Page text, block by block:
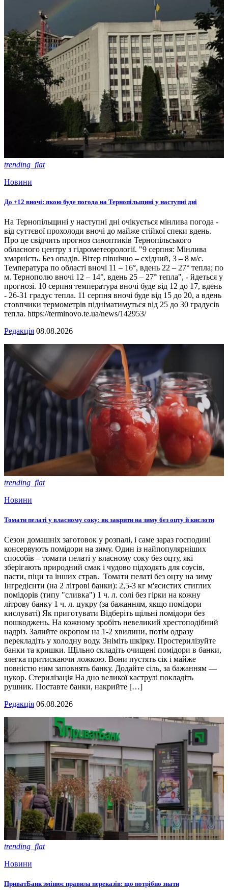
trending_flat
Новини
До +12 вночі: якою буде погода на Тернопільщині у наступні дні
На Тернопільщині у наступні дні очікується мінлива погода -
від суттєвої прохолоди вночі до майже стійкої спеки вдень.
Про це свідчить прогноз синоптиків Тернопільського
обласного центру з гідрометеорології. "9 серпня: Мінлива
хмарність. Без опадів. Вітер північно – східний, 3 – 8 м/с.
Температура по області вночі 11 – 16°, вдень 22 – 27° тепла; по
м. Тернополю вночі 12 – 14°, вдень 25 – 27° тепла", - йдеться у
прогнозі. 10 серпня температура вночі буде від 12 до 17, вдень
- 26-31 градус тепла. 11 серпня вночі буде від 15 до 20, а вдень
стовпчики термометрів підніматимуться від 25 до 30 градусів
тепла. https://terminovo.te.ua/news/142953/
Редакція 08.08.2026
trending_flat
Новини
Томати пелаті у власному соку: як закрити на зиму без оцту й кислоти
Сезон домашніх заготовок у розпалі, і саме зараз господині
консервують помідори на зиму. Один із найпопулярніших
способів – томати пелаті у власному соку без оцту, які
зберігають природний смак і чудово підходять для соусів,
пасти, піци та інших страв. Томати пелаті без оцту на зиму
Інгредієнти (на 2 літрові банки): 2,5-3 кг м'ясистих стиглих
помідорів (типу "сливка") 1 ч. л. солі без гірки на кожну
літрову банку 1 ч. л. цукру (за бажанням, якщо помідори
кислуваті) Як приготувати Відберіть щільні помідори без
пошкоджень. На кожному зробіть невеликий хрестоподібний
надріз. Залийте окропом на 1-2 хвилини, потім одразу
перекладіть у холодну воду. Зніміть шкірку. Простерилізуйте
банки та кришки. Щільно складіть очищені помідори в банки,
злегка притискаючи ложкою. Вони пустять сік і майже
повністю ним заповнять банку. Додайте сіль, за бажанням —
цукор. Стерилізація На дно великої каструлі покладіть
рушник. Поставте банки, накрийте […]
Редакція 06.08.2026
trending_flat
Новини
ПриватБанк змінює правила переказів: що потрібно знати